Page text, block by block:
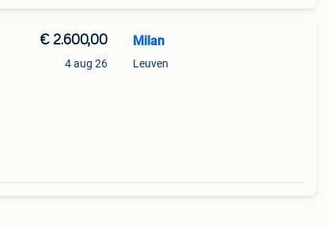
€ 2.600,00
4 aug 26
Milan
Leuven